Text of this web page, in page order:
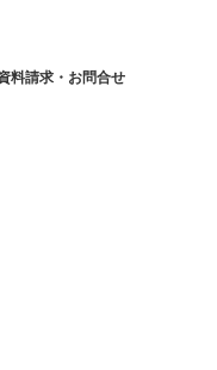
料請求・お問合せ